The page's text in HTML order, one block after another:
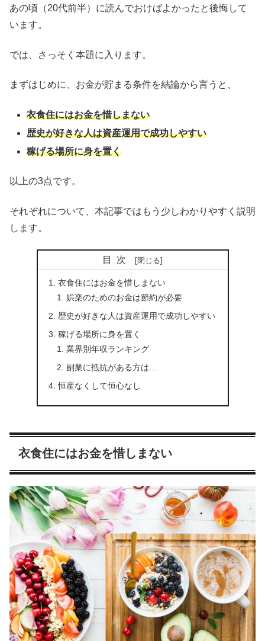
あの頃（20代前半）に読んでおけばよかったと後悔して
います。
では、さっそく本題に入ります。
まずはじめに、お金が貯まる条件を結論から言うと、
衣食住にはお金を惜しまない
歴史が好きな人は資産運用で成功しやすい
稼げる場所に身を置く
以上の3点です。
それぞれについて、本記事ではもう少しわかりやすく説明
します。
目次
衣食住にはお金を惜しまない
娯楽のためのお金は節約が必要
歴史が好きな人は資産運用で成功しやすい
稼げる場所に身を置く
業界別年収ランキング
副業に抵抗がある方は…
恒産なくして恒心なし
衣食住にはお金を惜しまない